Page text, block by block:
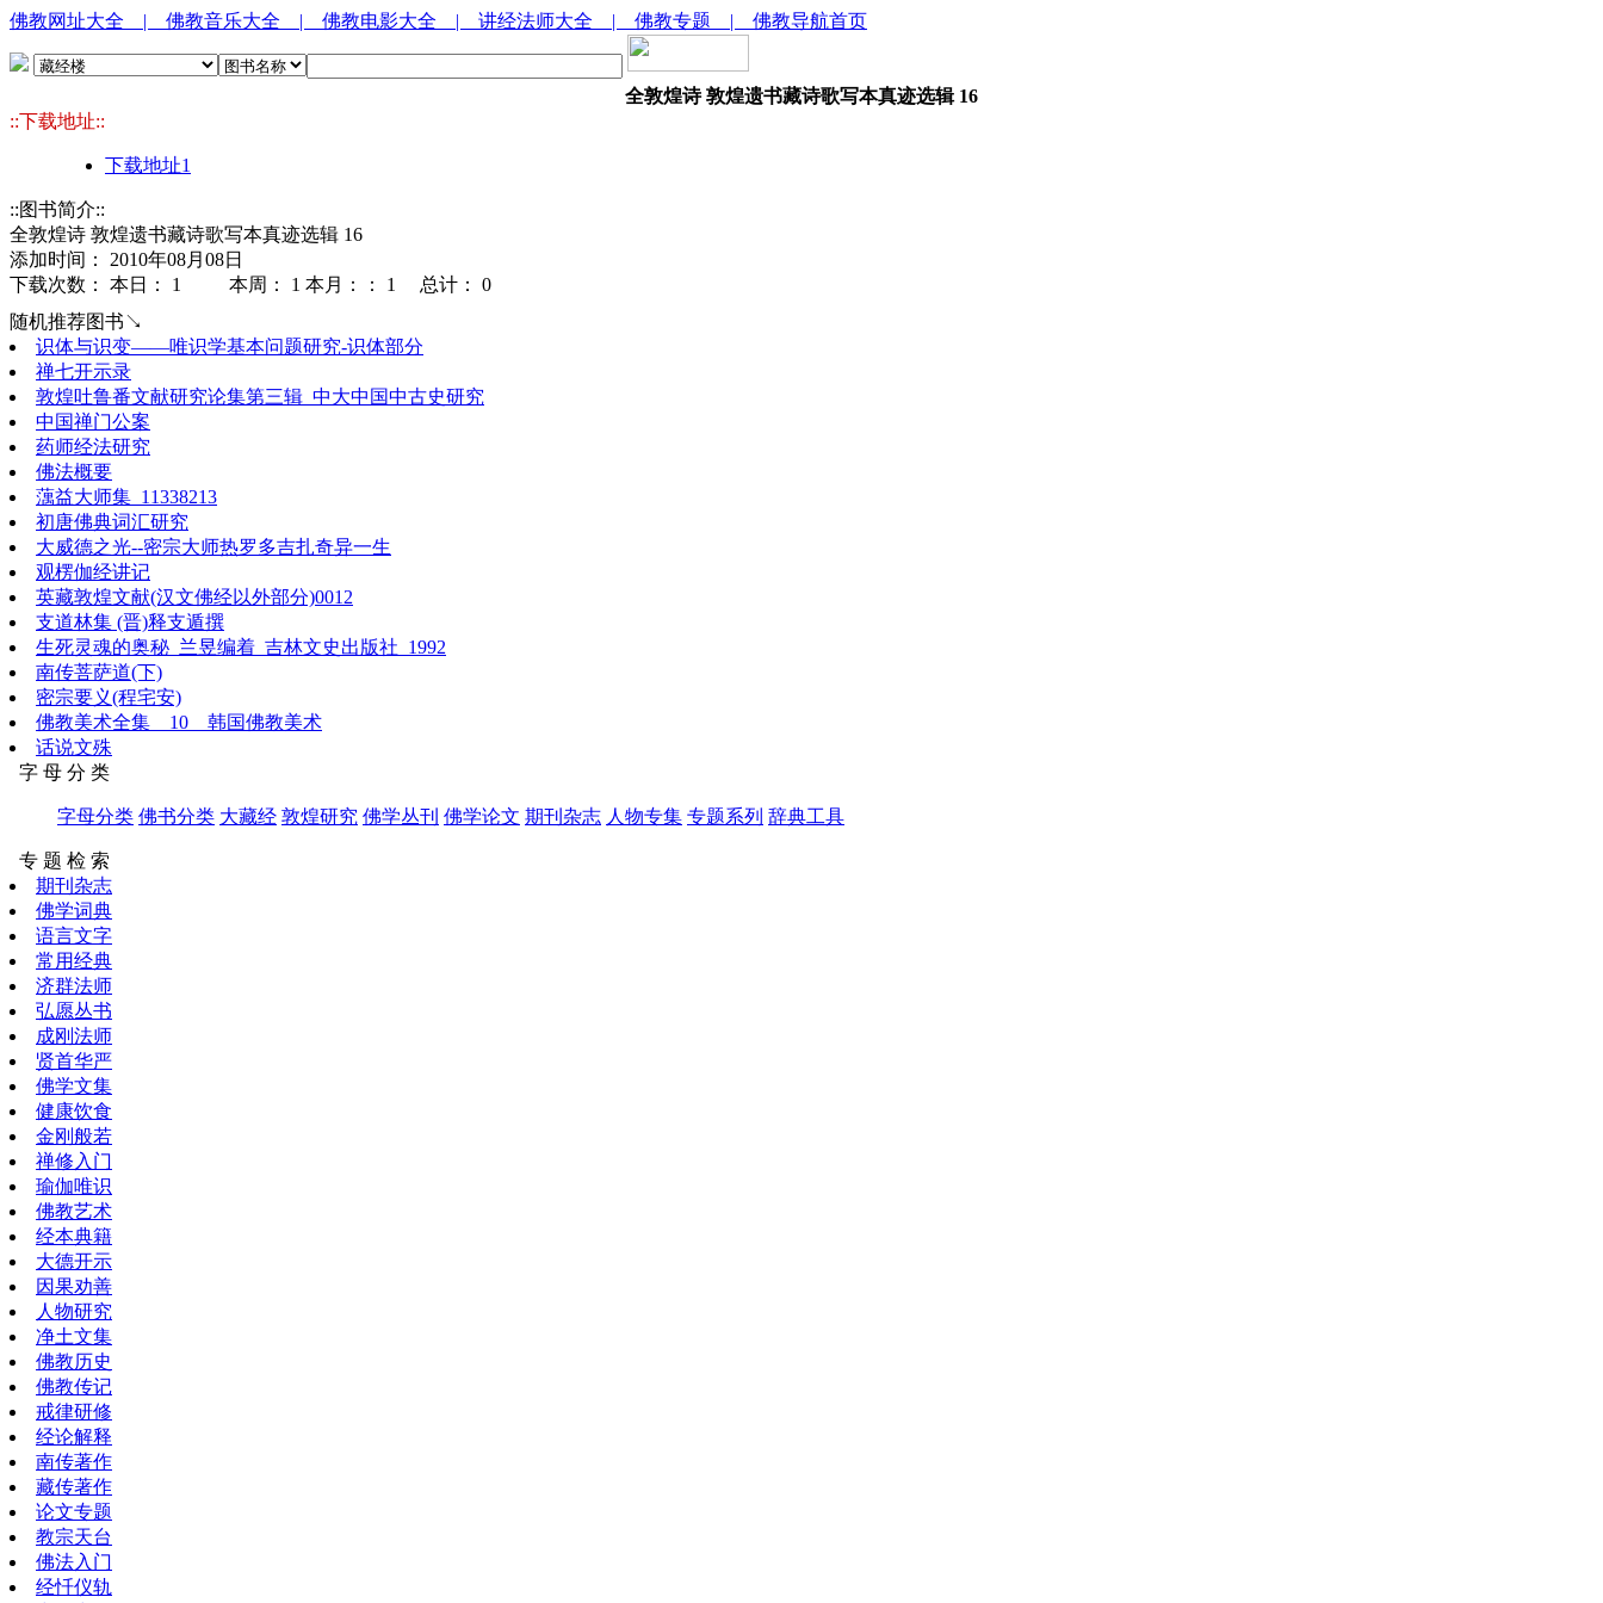
佛教网址大全 | 佛教音乐大全 | 佛教电影大全 | 讲经法师大全 | 佛教专题 | 佛教导航首页
全敦煌诗 敦煌遗书藏诗歌写本真迹选辑 16
::下载地址::
下载地址1
::图书简介::
全敦煌诗 敦煌遗书藏诗歌写本真迹选辑 16
添加时间： 2010年08月08日
下载次数： 本日： 1 本周： 1 本月：： 1 总计： 0
随机推荐图书↘
识体与识变——唯识学基本问题研究-识体部分
禅七开示录
敦煌吐鲁番文献研究论集第三辑_中大中国中古史研究
中国禅门公案
药师经法研究
佛法概要
蕅益大师集_11338213
初唐佛典词汇研究
大威德之光--密宗大师热罗多吉扎奇异一生
观楞伽经讲记
英藏敦煌文献(汉文佛经以外部分)0012
支道林集 (晋)释支遁撰
生死灵魂的奥秘_兰昱编着_吉林文史出版社_1992
南传菩萨道(下)
密宗要义(程宅安)
佛教美术全集__10__韩国佛教美术
话说文殊
字 母 分 类
字母分类 佛书分类 大藏经 敦煌研究 佛学丛刊 佛学论文 期刊杂志 人物专集 专题系列 辞典工具
专 题 检 索
期刊杂志
佛学词典
语言文字
常用经典
济群法师
弘愿丛书
成刚法师
贤首华严
佛学文集
健康饮食
金刚般若
禅修入门
瑜伽唯识
佛教艺术
经本典籍
大德开示
因果劝善
人物研究
净土文集
佛教历史
佛教传记
戒律研修
经论解释
南传著作
藏传著作
论文专题
教宗天台
佛法入门
经忏仪轨